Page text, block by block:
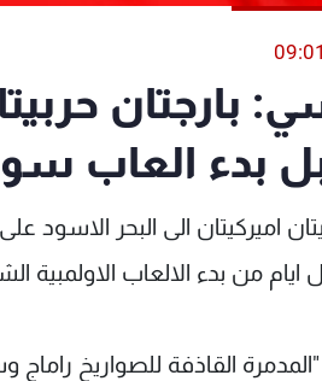
بارجتان
بدء العاب
اميركيتان الى البحر الاسود
من بدء الالعاب الاولمبية
القاذفة للصواريخ راماج